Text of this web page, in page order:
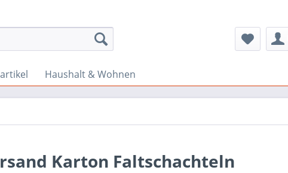
Haushalt & Wohnen
Karton Faltschachteln